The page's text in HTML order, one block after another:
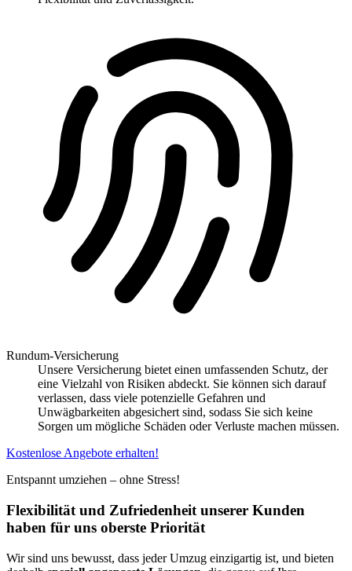
Rundum-Versicherung
Unsere Versicherung bietet einen umfassenden Schutz, der
eine Vielzahl von Risiken abdeckt. Sie können sich darauf
verlassen, dass viele potenzielle Gefahren und
Unwägbarkeiten abgesichert sind, sodass Sie sich keine
Sorgen um mögliche Schäden oder Verluste machen müssen.
Kostenlose Angebote erhalten!
Entspannt umziehen – ohne Stress!
Flexibilität und Zufriedenheit unserer Kunden
haben für uns oberste Priorität
Wir sind uns bewusst, dass jeder Umzug einzigartig ist, und bieten